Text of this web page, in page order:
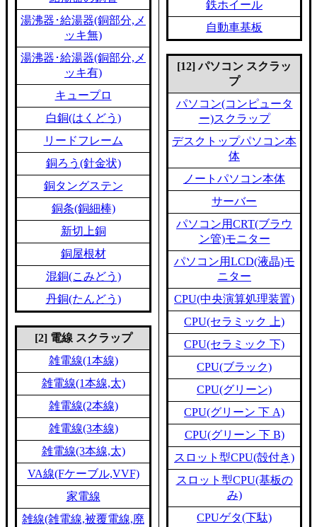
湯沸器･給湯器(銅部分,メ
ッキ無)
湯沸器･給湯器(銅部分,メ
ッキ有)
キュープロ
白銅(はくどう)
リードフレーム
銅ろう(針金状)
銅タングステン
銅条(銅細棒)
新切上銅
銅屋根材
混銅(こみどう)
丹銅(たんどう)
[2] 電線 スクラップ
雑電線(1本線)
雑電線(1本線,太)
雑電線(2本線)
雑電線(3本線)
雑電線(3本線,太)
VA線(Fケーブル,VVF)
家電線
雑線(雑電線,被覆電線,廃
鉄ホイール
自動車基板
[12] パソコン スクラッ
プ
パソコン(コンピュータ
ー)スクラップ
デスクトップパソコン本
体
ノートパソコン本体
サーバー
パソコン用CRT(ブラウ
ン管)モニター
パソコン用LCD(液晶)モ
ニター
CPU(中央演算処理装置)
CPU(セラミック 上)
CPU(セラミック 下)
CPU(ブラック)
CPU(グリーン)
CPU(グリーン 下 A)
CPU(グリーン 下 B)
スロット型CPU(殻付き)
スロット型CPU(基板の
み)
CPUゲタ(下駄)